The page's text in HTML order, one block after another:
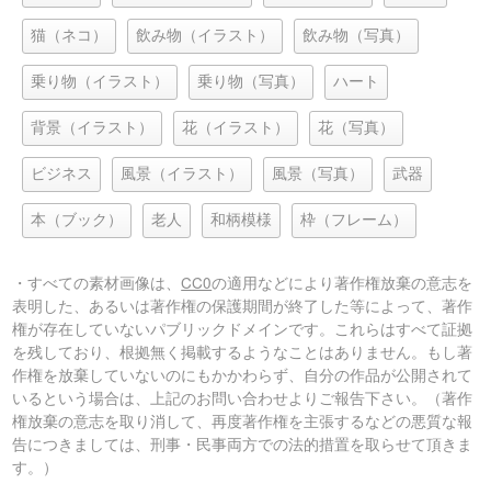
猫（ネコ） 飲み物（イラスト） 飲み物（写真）
乗り物（イラスト） 乗り物（写真） ハート
背景（イラスト） 花（イラスト） 花（写真）
ビジネス 風景（イラスト） 風景（写真） 武器
本（ブック） 老人 和柄模様 枠（フレーム）
・すべての素材画像は、CC0の適用などにより著作権放棄の意志を
表明した、あるいは著作権の保護期間が終了した等によって、著作
権が存在していないパブリックドメインです。これらはすべて証拠
を残しており、根拠無く掲載するようなことはありません。もし著
作権を放棄していないのにもかかわらず、自分の作品が公開されて
いるという場合は、上記のお問い合わせよりご報告下さい。（著作
権放棄の意志を取り消して、再度著作権を主張するなどの悪質な報
告につきましては、刑事・民事両方での法的措置を取らせて頂きま
す。）